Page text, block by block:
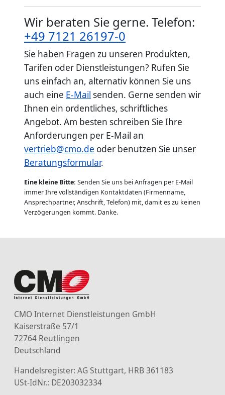
Wir beraten Sie gerne. Telefon:
+49 7121 26197-0
Sie haben Fragen zu unseren Produkten,
Tarifen oder Dienstleistungen? Rufen Sie
uns einfach an, alternativ können Sie uns
auch eine E-Mail senden. Gerne senden wir
Ihnen ein ordentliches, schriftliches
Angebot. Am besten schreiben Sie Ihre
Anforderungen per E-Mail an
vertrieb@cmo.de oder benutzen Sie unser
Beratungsformular.
Eine kleine Bitte: Senden Sie uns bei Anfragen per E-Mail
immer Ihre vollständigen Kontaktdaten (Firmenname,
Ansprechpartner, Anschrift, Telefon) mit, damit es zu keinen
Verzögerungen kommt. Danke.
CMO Internet Dienstleistungen GmbH
Kaiserstraße 57/1
72764 Reutlingen
Deutschland
Handelsregister: AG Stuttgart, HRB 361183
USt-IdNr.: DE203032334